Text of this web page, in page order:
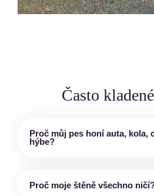
Často
Proč můj pes honí auta, kola,
hýbe?
Proč moje štěně všechno